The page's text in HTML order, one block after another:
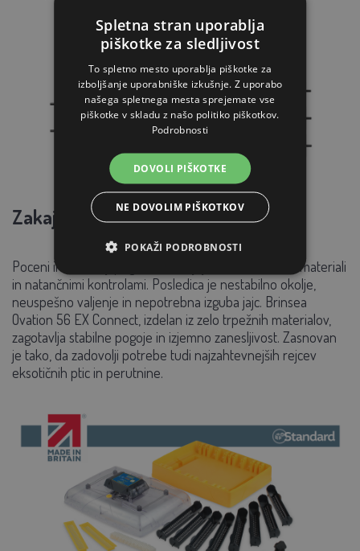
Zakaj izbrati kakovost Brinsea?
Poceni inkubatorji pogosto varčujejo s kakovostnimi materiali
in natančnimi kontrolami. Posledica je nestabilno okolje,
neuspešno valjenje in nepotrebna izguba jajc. Brinsea
Ovation 56 EX Connect, izdelan iz zelo trpežnih materialov,
zagotavlja stabilne pogoje in izjemno zanesljivost. Zasnovan
je tako, da zadovolji potrebe tudi najzahtevnejših rejcev
eksotičnih ptic in perutnine.
Spletna stran uporablja
piškotke za sledljivost
To spletno mesto uporablja piškotke za
izboljšanje uporabniške izkušnje. Z uporabo
našega spletnega mesta sprejemate vse
piškotke v skladu z našo politiko piškotkov.
Podrobnosti
DOVOLI PIŠKOTKE
NE DOVOLIM PIŠKOTKOV
POKAŽI PODROBNOSTI